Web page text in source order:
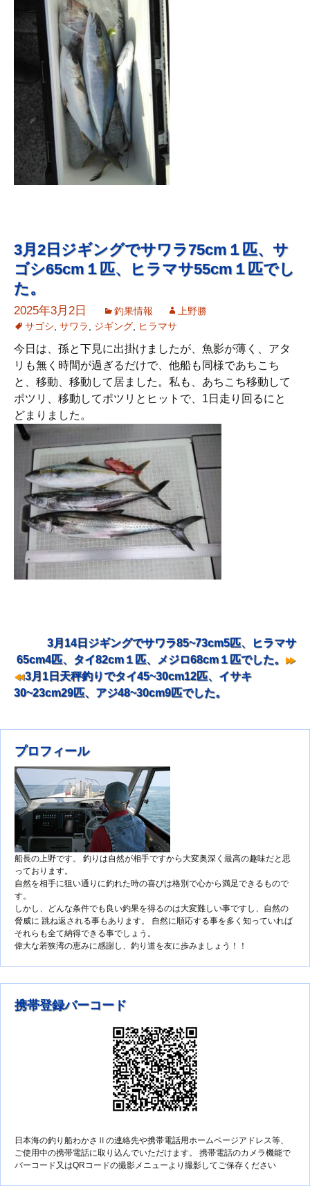
3月2日ジギングでサワラ75cm１匹、サ
ゴシ65cm１匹、ヒラマサ55cm１匹でし
た。
2025年3月2日 釣果情報
上野勝
サゴシ サワラ ジギング ヒラマサ
今日は、孫と下見に出掛けましたが、魚影が薄く、アタ
リも無く時間が過ぎるだけで、他船も同様であちこち
と、移動、移動して居ました。私も、あちこち移動して
ポツリ、移動してポツリとヒットで、1日走り回るにと
どまりました。
ナビゲーション
3月14日ジギングでサワラ85~73cm5匹、ヒラマサ
65cm4匹、タイ82cm１匹、メジロ68cm１匹でした。
3月1日天秤釣りでタイ45~30cm12匹、イサキ
30~23cm29匹、アジ48~30cm9匹でした。
プロフィール
船長の上野です。 釣りは自然が相手ですから大変奥深く最高の趣味だと思
っております。
自然を相手に狙い通りに釣れた時の喜びは格別で心から満足できるもので
す。
しかし、どんな条件でも良い釣果を得るのは大変難しい事ですし、自然の
脅威に 跳ね返される事もあります。 自然に順応する事を多く知っていれば
それらも全て納得できる事でしょう。
偉大な若狭湾の恵みに感謝し、釣り道を友に歩みましょう！！
携帯登録バーコード
日本海の釣り船わかさⅡの連絡先や携帯電話用ホームページアドレス等、
ご使用中の携帯電話に取り込んでいただけます。 携帯電話のカメラ機能で
バーコード又はQRコードの撮影メニューより撮影してご保存ください